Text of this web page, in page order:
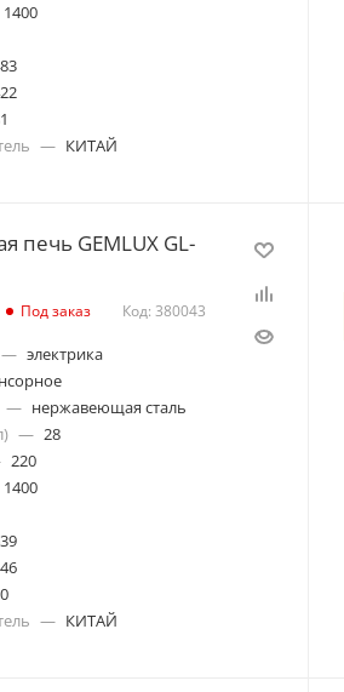
1400
— КИТАЙ
печь GEMLUX GL-
Под заказ Код: 380043
— электрика
— нержавеющая сталь
— 28
220
1400
— КИТАЙ